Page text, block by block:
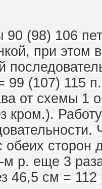
90 (98) 106
при этом
99 (107) 115
от схемы 1
кром.).
обеих
р. еще 3
46,5 cм =